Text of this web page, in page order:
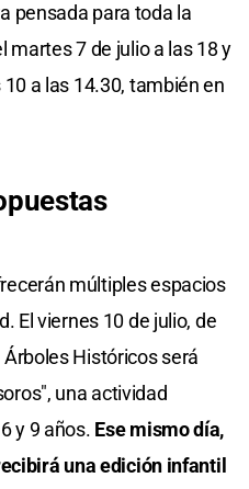
pensada para toda la
martes 7 de julio a las 18 y
a las 14.30, también en
múltiples espacios
El viernes 10 de julio, de
Históricos será
una actividad
y 9 años. Ese mismo día,
una edición infantil